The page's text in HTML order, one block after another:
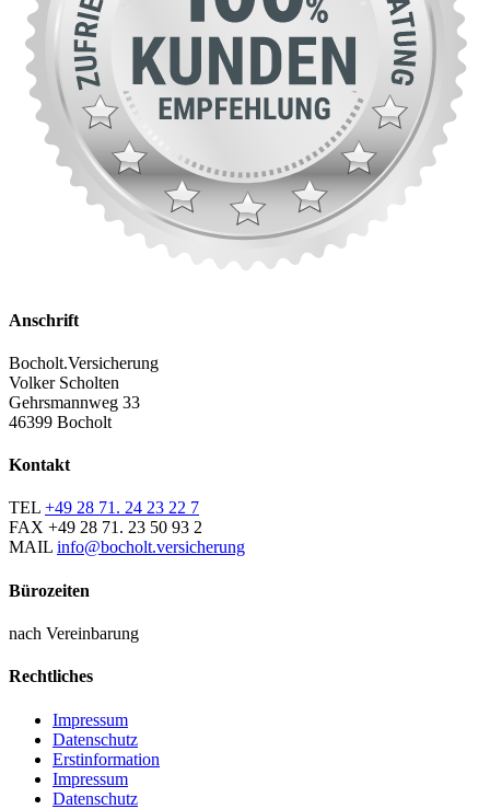
Anschrift
Bocholt.Versicherung
Volker Scholten
Gehrsmannweg 33
46399 Bocholt
Kontakt
TEL +49 28 71. 24 23 22 7
FAX +49 28 71. 23 50 93 2
MAIL info@bocholt.versicherung
Bürozeiten
nach Vereinbarung
Rechtliches
Impressum
Datenschutz
Erstinformation
Impressum
Datenschutz